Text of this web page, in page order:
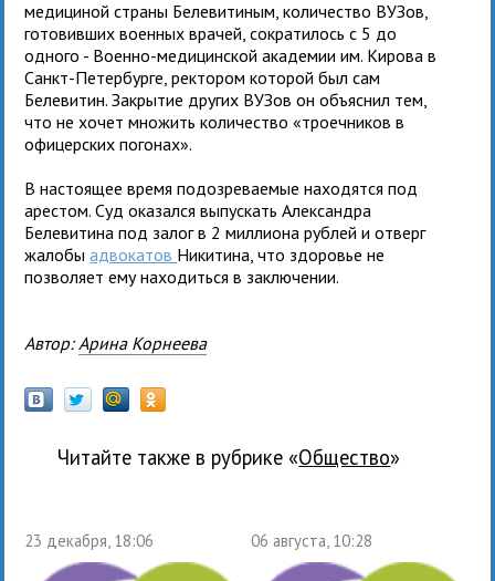
медициной страны Белевитиным, количество ВУЗов,
готовивших военных врачей, сократилось с 5 до
одного - Военно-медицинской академии им. Кирова в
Санкт-Петербурге, ректором которой был сам
Белевитин. Закрытие других ВУЗов он объяснил тем,
что не хочет множить количество «троечников в
офицерских погонах».
В настоящее время подозреваемые находятся под
арестом. Суд оказался выпускать Александра
Белевитина под залог в 2 миллиона рублей и отверг
жалобыадвокатов Никитина, что здоровье не
позволяет ему находиться в заключении.
Автор: Арина Корнеева
Читайте также в рубрике « общество»
23 декабря, 18:06 06 августа, 10:28